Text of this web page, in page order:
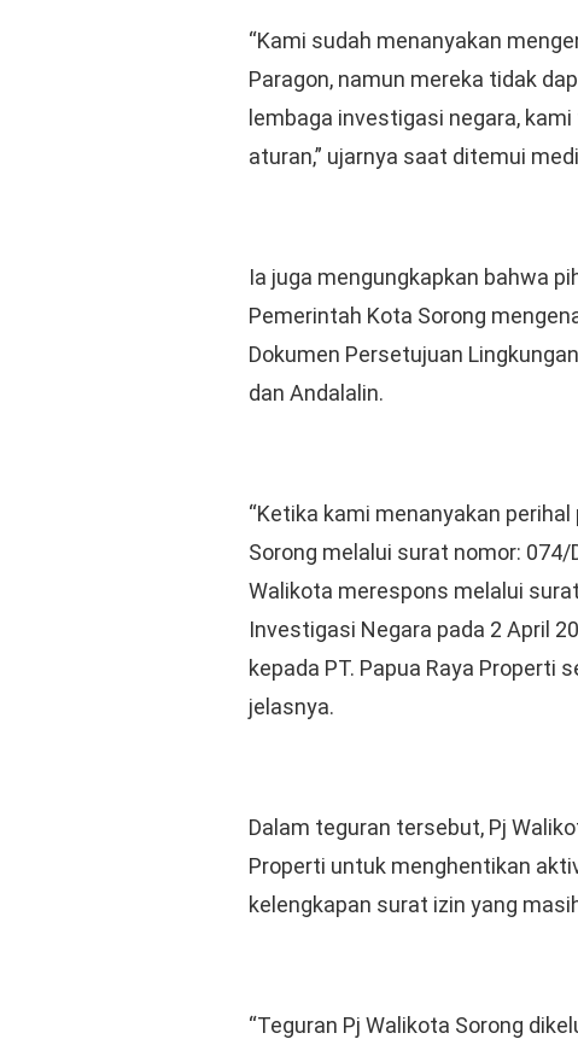
“Kami sudah menanyakan
Paragon, namun mereka tidak
lembaga investigasi negara,
aturan,” ujarnya saat ditemui
Ia juga mengungkapkan bahwa
Pemerintah Kota Sorong
Dokumen Persetujuan
dan Andalalin.
“Ketika kami menanyakan
Sorong melalui surat nomor: 074/
Walikota merespons melalui
Investigasi Negara pada 2 April
kepada PT. Papua Raya Properti
jelasnya.
Dalam teguran tersebut, Pj
Properti untuk menghentikan
kelengkapan surat izin yang
“Teguran Pj Walikota Sorong